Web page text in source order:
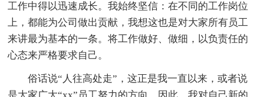
工作中得以迅速成长。我始终坚信：在不同的工作岗位
上，都能为公司做出贡献，我想这也是对大家所有员工
来讲最为基本的一条。将工作做好、做细，以负责任的
心态来严格要求自己。
俗话说“人往高处走”，这正是我一直以来，或者说